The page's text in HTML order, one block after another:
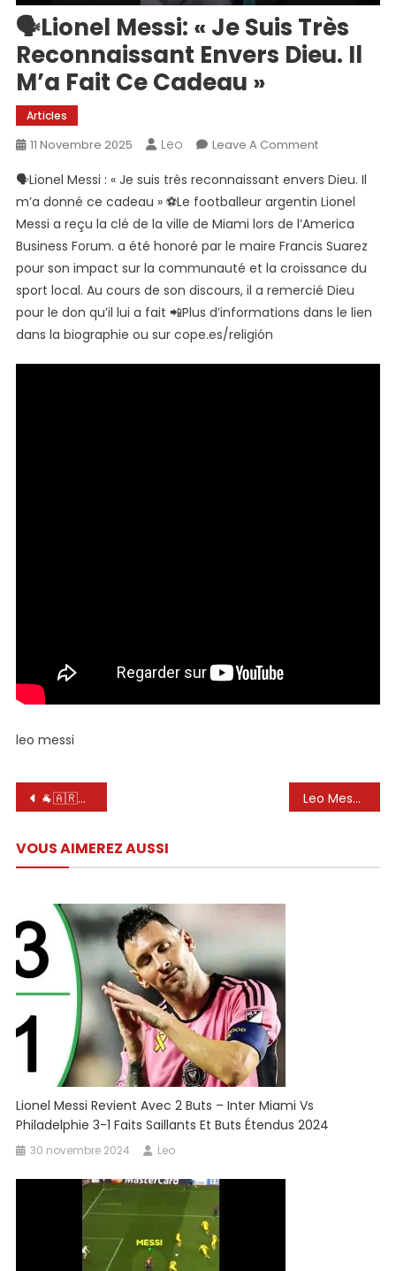
🗣Lionel Messi: « Je Suis Très
Reconnaissant Envers Dieu. Il
M’a Fait Ce Cadeau »
Articles
11 Novembre 2025 Leo Leave A CommentOn
Lionel
Messi:
« Je
Suis
Très
Envers
M’a
🗣Lionel Messi : « Je suis très reconnaissant envers Dieu. Il
m’a donné ce cadeau » ⚽Le footballeur argentin Lionel
Messi a reçu la clé de la ville de Miami lors de l’America
Business Forum. a été honoré par le maire Francis Suarez
pour son impact sur la communauté et la croissance du
sport local. Au cours de son discours, il a remercié Dieu
pour le don qu’il lui a fait 📲Plus d’informations dans le lien
dans la biographie ou sur cope.es/religión
leo messi
Navigation
l’article
🐐🇦🇷⚽️ Leo Messi : « Dieu m’a fait un cadeau » #shorts Leo Messi en championnat turc ??🤷🤯 #football #messi #galatasaray #viral #shorts #intermiami #mls #edit
VOUS AIMEREZ AUSSI
Lionel Messi Revient Avec 2 Buts – Inter Miami Vs
Philadelphie 3-1 Faits Saillants Et Buts Étendus 2024
30 novembre 2024 Leo